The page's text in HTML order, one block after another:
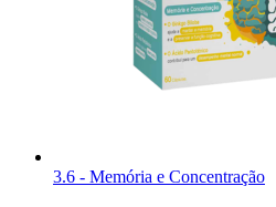
3.6 - Memória e Concentração